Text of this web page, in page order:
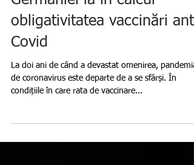
Viitorul Cancelar al
Germaniei ia în calcul
obligativitatea vaccinări anti
Covid
La doi ani de când a devastat omenirea, pandemia